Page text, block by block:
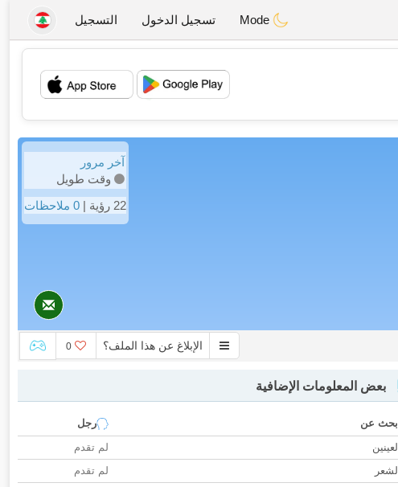
تسجيل الدخول التسجيل
💖
آخر مرور
وقت طويل
22 رؤية |
0 ملاحظات
الإبلاغ عن هذا الملف؟ 0
بعض المعلومات الإضافية
ابحث عن
رجل
العينين
لم تقدم
الشعر
لم تقدم